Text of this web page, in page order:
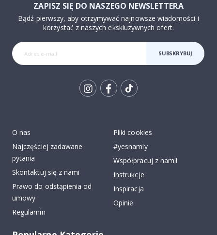
ZAPISZ SIĘ DO NASZEGO NEWSLETTERA
Bądź pierwszy, aby otrzymywać najnowsze wiadomości i
korzystać z naszych ekskluzywnych ofert.
SUBSKRYBUJ
O nas
Najczęściej zadawane
pytania
Skontaktuj się z nami
Prawo do odstąpienia od
umowy
Regulamin
Pliki cookies
#yesnamly
Współpracuj z nami!
Instrukcje
Inspiracja
Opinie